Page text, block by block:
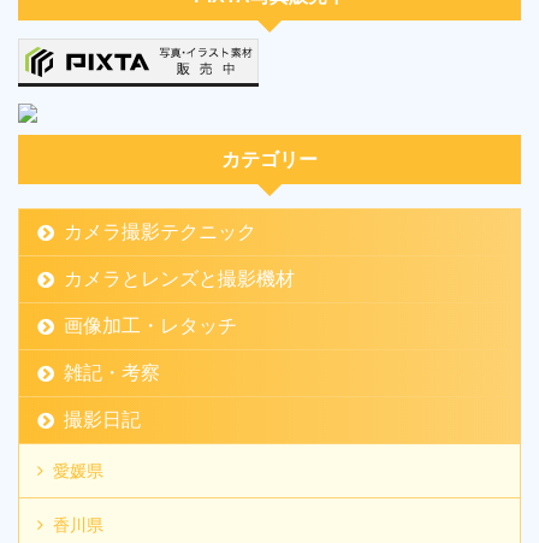
カテゴリー
カメラ撮影テクニック
カメラとレンズと撮影機材
画像加工・レタッチ
雑記・考察
撮影日記
愛媛県
香川県